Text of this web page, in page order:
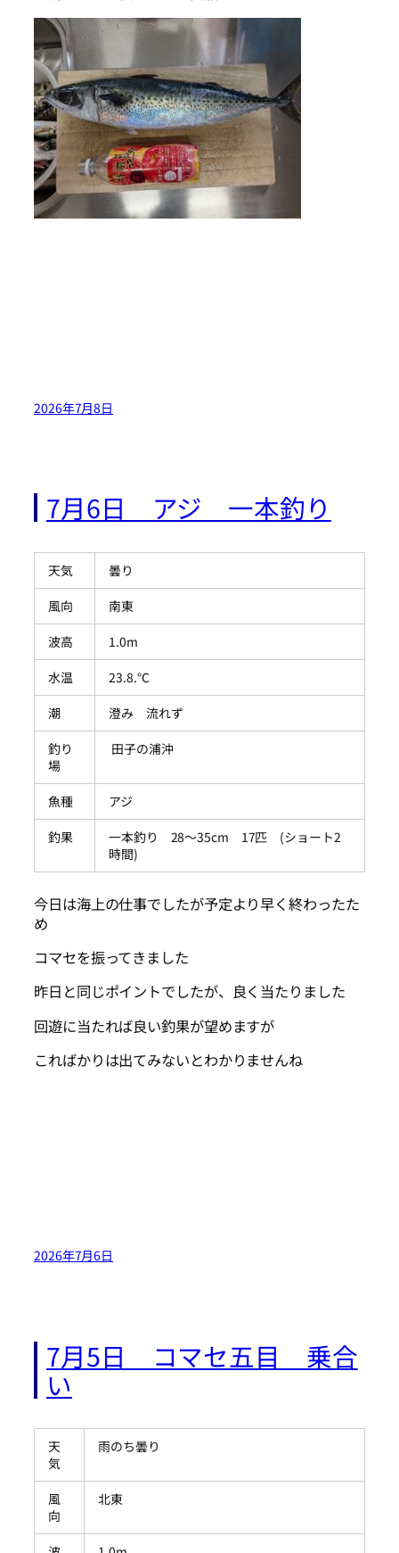
2026年7月8日
7月6日 アジ 一本釣り
天気
曇り
風向
南東
波高
1.0m
水温
23.8.℃
潮
澄み 流れず
釣り
場
田子の浦沖
魚種
アジ
釣果
一本釣り 28～35cm 17匹 (ショート2
時間)
今日は海上の仕事でしたが予定より早く終わったた
め
コマセを振ってきました
昨日と同じポイントでしたが、良く当たりました
回遊に当たれば良い釣果が望めますが
こればかりは出てみないとわかりませんね
2026年7月6日
7月5日 コマセ五目 乗合
い
天
気
雨のち曇り
風
向
北東